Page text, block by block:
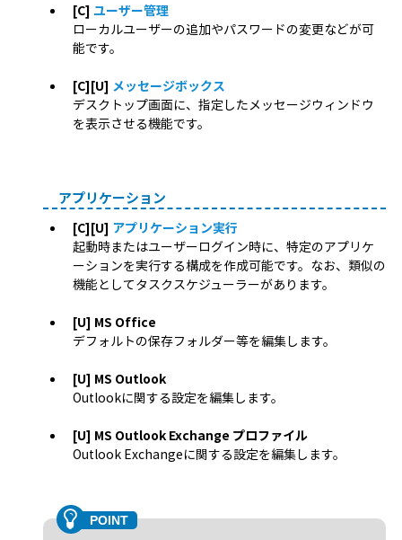
[C] ユーザー管理
ローカルユーザーの追加やパスワードの変更などが可
能です。
[C][U] メッセージボックス
デスクトップ画面に、指定したメッセージウィンドウ
を表示させる機能です。
アプリケーション
[C][U] アプリケーション実行
起動時またはユーザーログイン時に、特定のアプリケ
ーションを実行する構成を作成可能です。なお、類似の
機能としてタスクスケジューラーがあります。
[U] MS Office
デフォルトの保存フォルダー等を編集します。
[U] MS Outlook
Outlookに関する設定を編集します。
[U] MS Outlook Exchange プロファイル
Outlook Exchangeに関する設定を編集します。